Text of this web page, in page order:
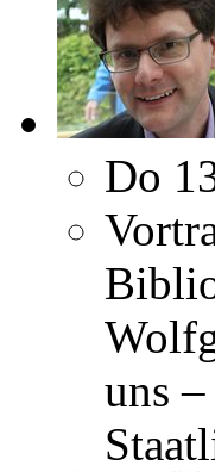
Do
uns